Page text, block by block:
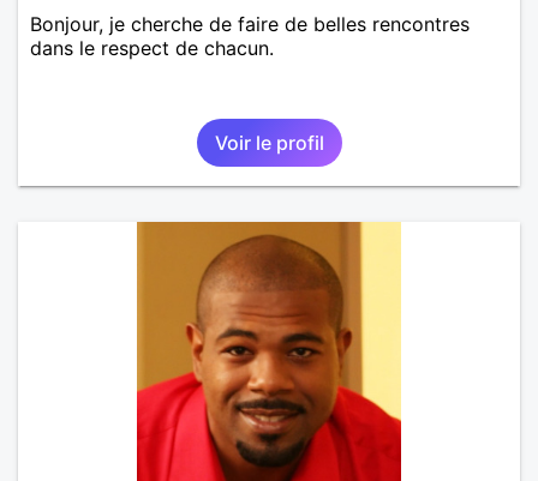
Bonjour, je cherche de faire de belles rencontres
dans le respect de chacun.
Voir le profil